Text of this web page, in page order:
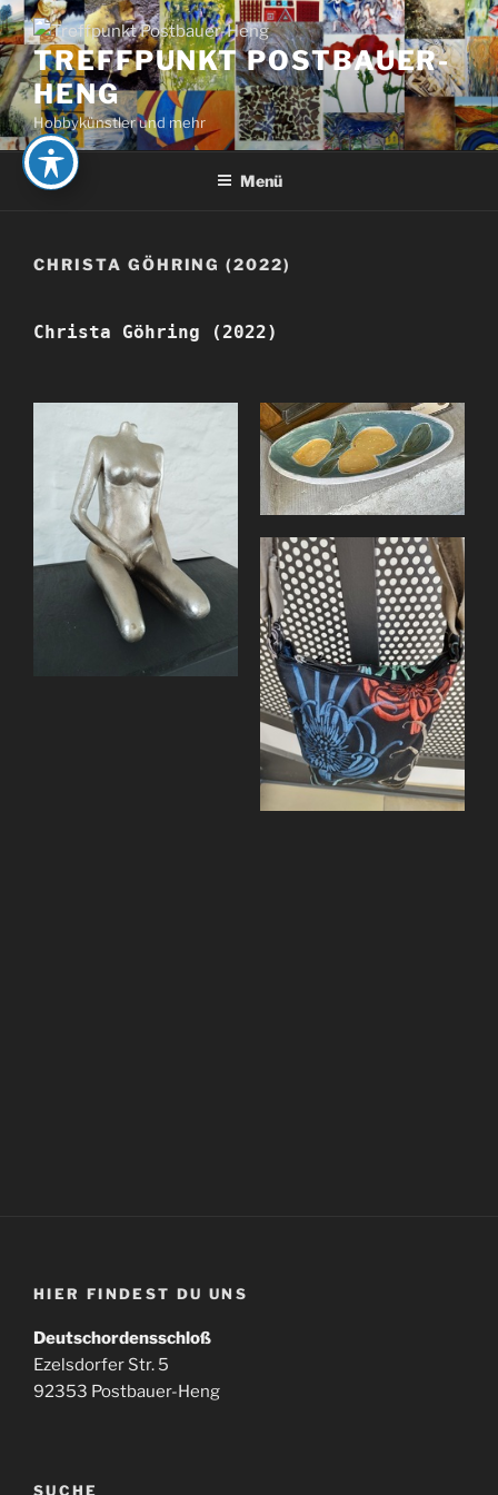
Zum
Inhalt
springenTREFFPUNKT POSTBAUER-
HENG
Hobbykünstler und mehr
Menü
CHRISTA GÖHRING (2022)
Christa Göhring (2022)
HIER FINDEST DU UNS
Deutschordensschloß
Ezelsdorfer Str. 5
92353 Postbauer-Heng
SUCHE